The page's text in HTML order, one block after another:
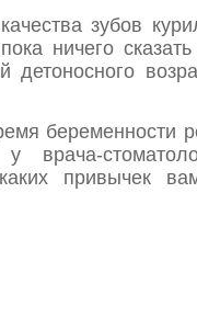
зубов
ничего
беременности
врача-
привычек